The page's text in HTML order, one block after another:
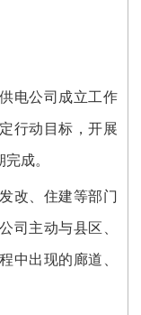
电公司 成立工作
行动目标，开展
成。
改、住建等部门
司 主动与县区、
中出现的廊道、